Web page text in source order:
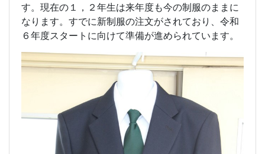
す。現在の１，２年生は来年度も今の制服のままに
なります。すでに新制服の注文がされており、令和
６年度スタートに向けて準備が進められています。